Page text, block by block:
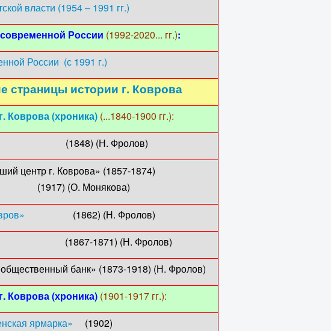
власти (1954 – 1991 гг.)
России (1992-2020... гг.):
России (с 1991 г.)
страницы истории г. Коврова
Коврова (хроника) (...1840-1900 гг.):
(Н. Фролов)
центр г. Коврова» (1857-1874)
(1862) (Н. Фролов)
1871) (Н. Фролов)
банк» (1873-1918) (Н. Фролов)
Коврова (хроника) (1901-1917 гг.):
ярмарка» (1902)